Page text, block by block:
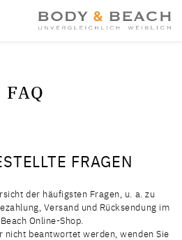
FAQ
FRAGEN
der häufigsten Fragen, u. a. zu
Versand und Rücksendung im
Online-Shop.
nicht beantwortet werden, wenden Sie